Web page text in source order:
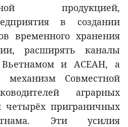
продукцией,
в создании
временного хранения
расширять каналы
Вьетнамом и АСЕАН, а
механизм Совместной
аграрных
четырёх приграничных
Эти усилия